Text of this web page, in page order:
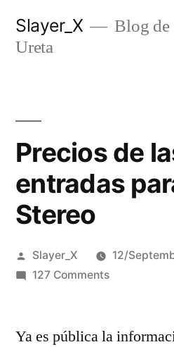
Slayer_X
Blog de
Ureta
Precios de
entradas
Stereo
Posted
by
Slayer_X
12/
127 Commentson
las
Ya es pública la